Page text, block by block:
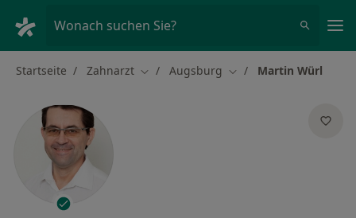
Wonach suchen Sie?
Startseite Zahnarzt Stadt ändern
Augsburg Stadt ändern
Martin Würl